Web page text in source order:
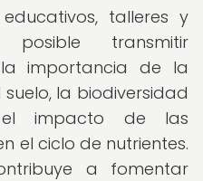
talleres y
posible transmitir
importancia de la
la biodiversidad
impacto de las
el ciclo de nutrientes.
a fomentar